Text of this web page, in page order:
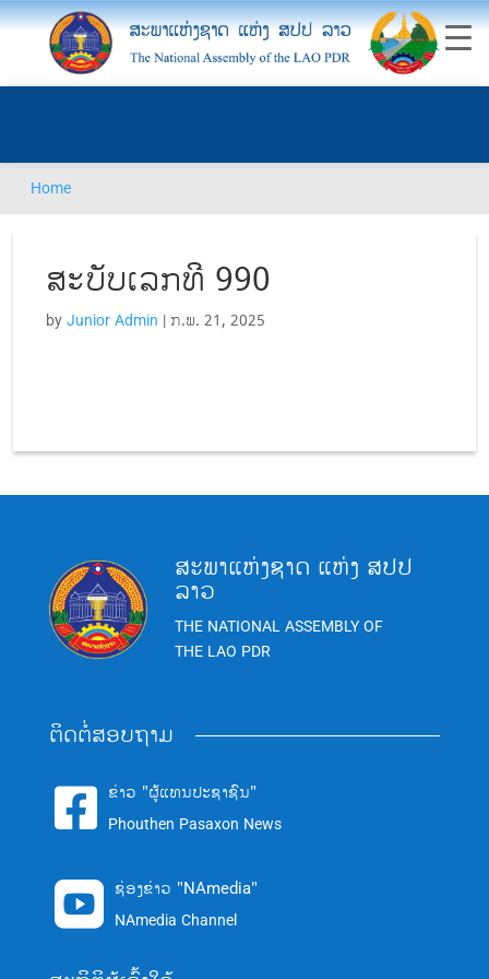
Home
ສະບັບເລກທີ 990
by Junior Admin | ກ.ພ. 21, 2025
ສະພາແຫ່ງຊາດ ແຫ່ງ ສປປ
ລາວ
THE NATIONAL ASSEMBLY OF
THE LAO PDR
ຕິດຕໍ່ສອບຖາມ
 ຂ່າວ "ຜູ້ແທນປະຊາຊົນ"
Phouthen Pasaxon News
 ຊ່ອງຂ່າວ "NAmedia"
NAmedia Channel